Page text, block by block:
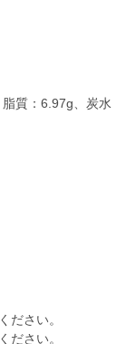
質：6.97g、炭水
ださい。
ださい。